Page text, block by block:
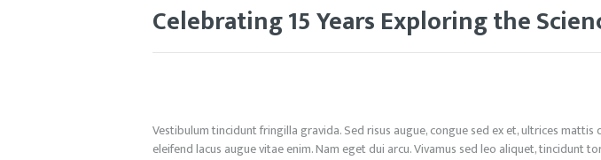
Celebrating 15 Years Exploring the
Vestibulum tincidunt fringilla gravida. Sed risus augue, congue sed ex et, ultrices
eleifend lacus augue vitae enim. Nam eget dui arcu. Vivamus sed leo aliquet, tincidunt